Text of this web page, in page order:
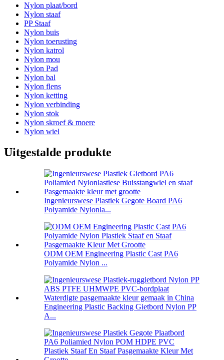
Nylon plaat/bord
Nylon staaf
PP Staaf
Nylon buis
Nylon toerusting
Nylon katrol
Nylon mou
Nylon Pad
Nylon bal
Nylon flens
Nylon ketting
Nylon verbinding
Nylon stok
Nylon skroef & moere
Nylon wiel
Uitgestalde produkte
Ingenieurswese Plastiek Gegote Board PA6
Polyamide Nylonla...
ODM OEM Engineering Plastic Cast PA6
Polyamide Nylon ...
Engineering Plastic Backing Gietbord Nylon PP
A...